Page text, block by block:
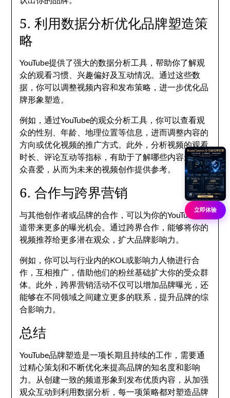
5. 利用数据分析优化品牌塑造策
略
YouTube提供了强大的数据分析工具，帮助你了解观
众的观看习惯、兴趣偏好及互动情况。通过这些数
据，你可以调整视频内容和发布策略，进一步优化品
牌形象塑造。
例如，通过YouTube的观众分析工具，你可以查看观
众的性别、年龄、地理位置等信息，进而调整内容的
方向或优化视频的推广方式。此外，分析视频的观看
时长、评论互动等指标，有助于了解哪些内容最受观
众喜爱，从而为未来的视频创作提供参考。
6. 合作与跨界营销
与其他创作者或品牌的合作，可以为你的YouTube频
道带来更多的曝光机会。通过跨界合作，能够将你的
视频推荐给更多潜在观众，扩大品牌影响力。
例如，你可以与行业内的KOL或影响力人物进行合
作，互相推广，借助他们的粉丝基础扩大你的受众群
体。此外，跨界营销活动不仅可以增加品牌曝光，还
能够在不同领域之间建立更多的联系，提升品牌的综
合影响力。
总结
YouTube品牌塑造是一项长期且持续的工作，需要通
过精心策划和不断优化来提高品牌的知名度和影响
力。从创建一致的频道形象到发布优质内容，从加强
观众互动到利用数据分析，每一项策略都对塑造品牌
立即体验